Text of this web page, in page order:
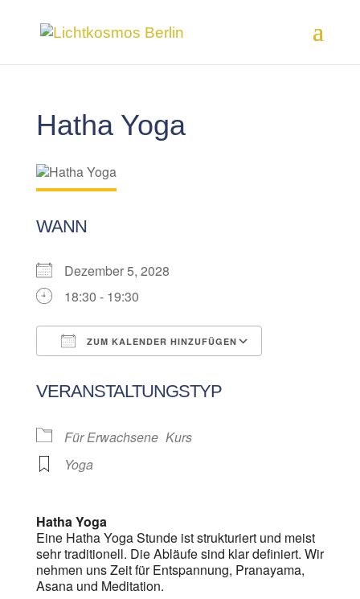
Hatha Yoga
WANN
Dezember 5, 2028
18:30 - 19:30
ZUM KALENDER HINZUFÜGEN
VERANSTALTUNGSTYP
Für Erwachsene Kurs
Yoga
Hatha Yoga
Eine Hatha Yoga Stunde ist strukturiert und meist
sehr traditionell. Die Abläufe sind klar definiert. Wir
nehmen uns Zeit für Entspannung, Pranayama,
Asana und Meditation.